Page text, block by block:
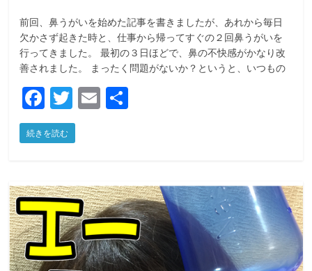
前回、鼻うがいを始めた記事を書きましたが、あれから毎日
欠かさず起きた時と、仕事から帰ってすぐの２回鼻うがいを
行ってきました。 最初の３日ほどで、鼻の不快感がかなり改
善されました。 まったく問題がないか？というと、いつもの
F
a
c
b
o
o
k
T
w
itt
E
続きを読む